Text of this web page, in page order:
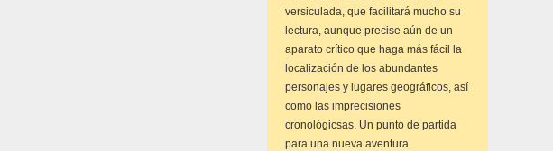
versiculada, que facilitará mucho su
lectura, aunque precise aún de un
aparato crítico que haga más fácil la
localización de los abundantes
personajes y lugares geográficos, así
como las imprecisiones
cronológicsas. Un punto de partida
para una nueva aventura.